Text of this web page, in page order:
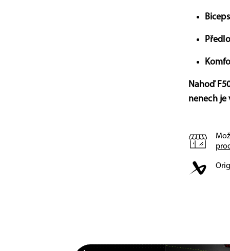
Nahoď
nenech je